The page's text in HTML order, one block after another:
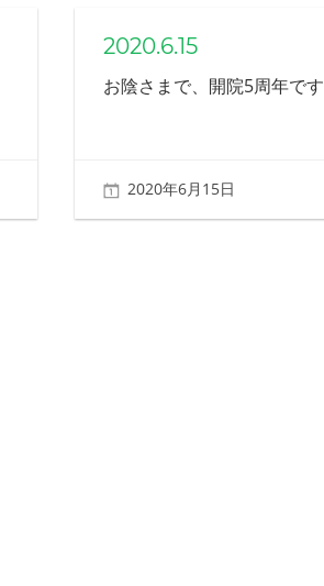
2020.6.15
お陰さまで、開院5周年で
2020年6月15日